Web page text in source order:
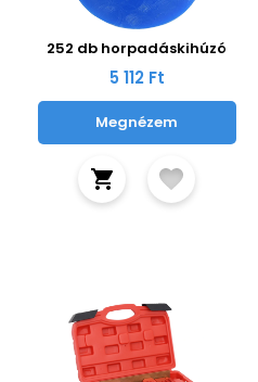
252 db horpadáskihúzó
5 112 Ft
Megnézem